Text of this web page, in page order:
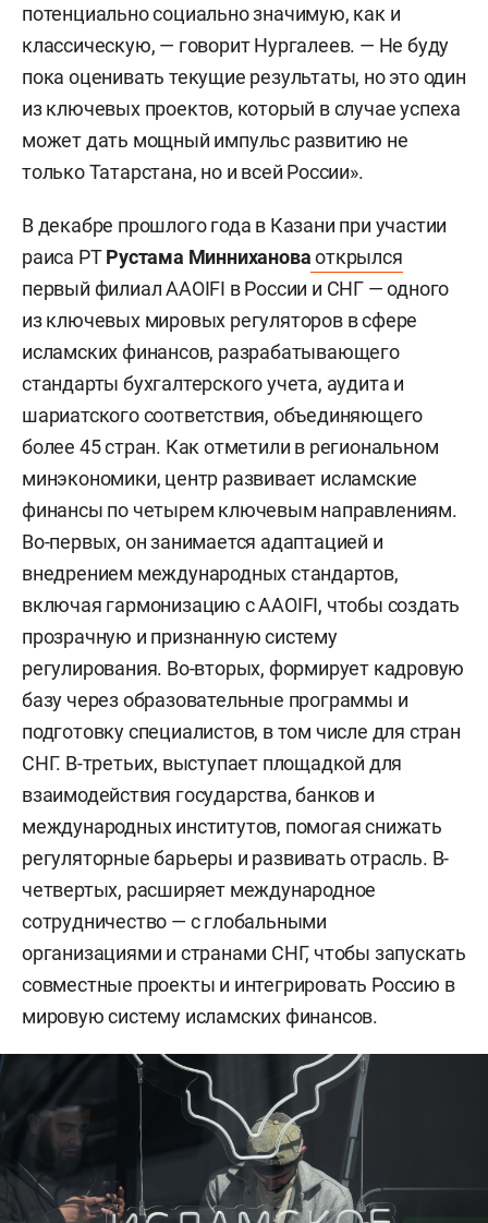
потенциально социально значимую, как и
классическую, — говорит Нургалеев. — Не буду
пока оценивать текущие результаты, но это один
из ключевых проектов, который в случае успеха
может дать мощный импульс развитию не
только Татарстана, но и всей России».
В декабре прошлого года в Казани при участии
раиса РТРустама Миннихановаоткрылся
первый филиал AAOIFI в России и СНГ — одного
из ключевых мировых регуляторов в сфере
исламских финансов, разрабатывающего
стандарты бухгалтерского учета, аудита и
шариатского соответствия, объединяющего
более 45 стран. Как отметили в региональном
минэкономики, центр развивает исламские
финансы по четырем ключевым направлениям.
Во-первых, он занимается адаптацией и
внедрением международных стандартов,
включая гармонизацию с AAOIFI, чтобы создать
прозрачную и признанную систему
регулирования. Во-вторых, формирует кадровую
базу через образовательные программы и
подготовку специалистов, в том числе для стран
СНГ. В-третьих, выступает площадкой для
взаимодействия государства, банков и
международных институтов, помогая снижать
регуляторные барьеры и развивать отрасль. В-
четвертых, расширяет международное
сотрудничество — с глобальными
организациями и странами СНГ, чтобы запускать
совместные проекты и интегрировать Россию в
мировую систему исламских финансов.